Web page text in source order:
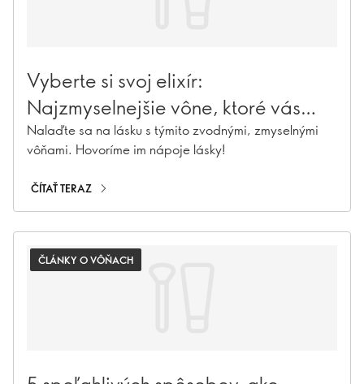
Vyberte si svoj elixír:
Najzmyselnejšie vône, ktoré vás
dostanú do nálady
Nalaďte sa na lásku s týmito zvodnými, zmyselnými
vôňami. Hovoríme im nápoje lásky!
ČÍTAŤ TERAZ
ČLÁNKY O VÔŇACH